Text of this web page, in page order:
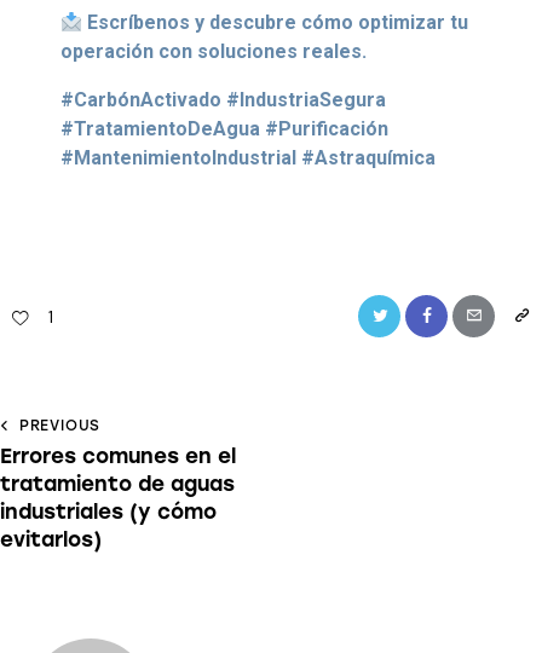
Escríbenos y descubre cómo optimizar tu
operación con soluciones reales.
#CarbónActivado #IndustriaSegura
#TratamientoDeAgua #Purificación
#MantenimientoIndustrial #Astraquímica
1
PREVIOUS
Errores comunes en el
tratamiento de aguas
industriales (y cómo
evitarlos)